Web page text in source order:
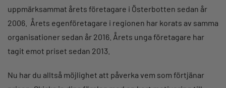
uppmärksammat årets företagare i Österbotten sedan år
2006. Årets egenföretagare i regionen har korats av samma
organisationer sedan år 2016. Årets unga företagare har
tagit emot priset sedan 2013.
Nu har du alltså möjlighet att påverka vem som förtjänar